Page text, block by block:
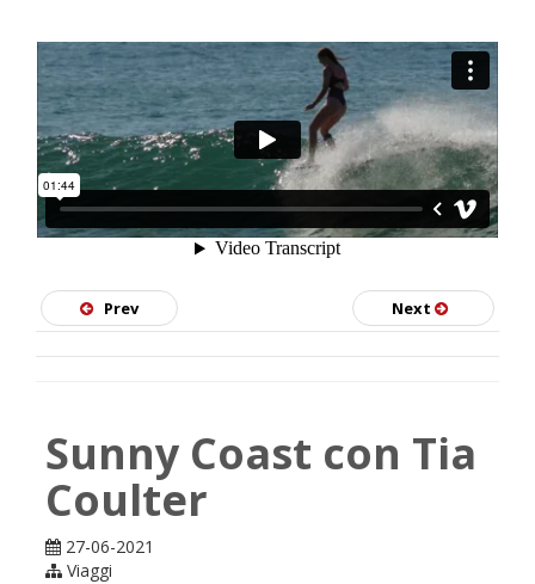
Prev Next
Sunny Coast con Tia
Coulter
27-06-2021
Viaggi